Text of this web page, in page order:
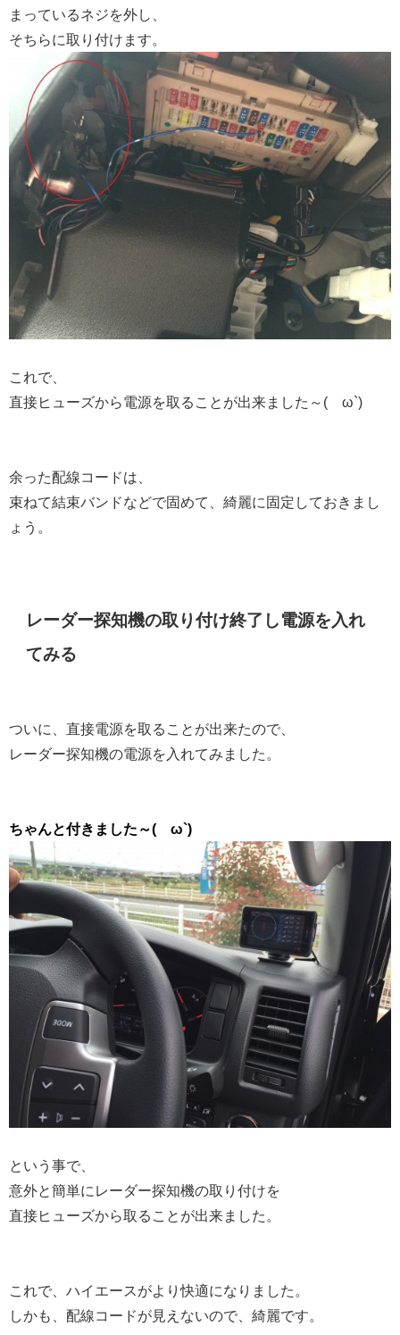
まっているネジを外し、
そちらに取り付けます。
これで、
直接ヒューズから電源を取ることが出来ました～(´ω`)
余った配線コードは、
束ねて結束バンドなどで固めて、綺麗に固定しておきまし
ょう。
レーダー探知機の取り付け終了し電源を入れ
てみる
ついに、直接電源を取ることが出来たので、
レーダー探知機の電源を入れてみました。
ちゃんと付きました～(´ω`)
という事で、
意外と簡単にレーダー探知機の取り付けを
直接ヒューズから取ることが出来ました。
これで、ハイエースがより快適になりました。
しかも、配線コードが見えないので、綺麗です。